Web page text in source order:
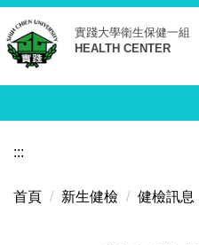
跳
到
主
要
區
實踐大學衛生保健一組
HEALTH CENTER
:::
首頁 新生健檢 健檢訊息